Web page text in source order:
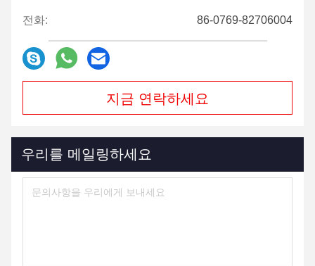
전화: 86-0769-82706004
지금 연락하세요
우리를 메일링하세요